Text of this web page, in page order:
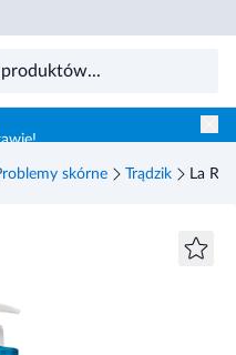
skórne Trądzik La